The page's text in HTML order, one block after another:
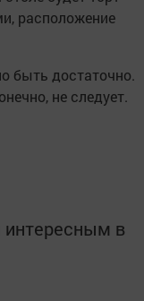
расположение
быть достаточно.
не следует.
в